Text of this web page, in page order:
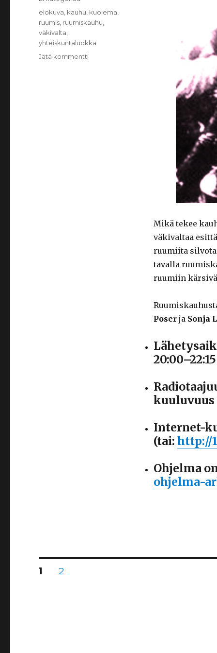
Mikä tekee
väkivaltaa
ruumiita
tavalla
ruumiin
Poserja Sonja
20:00–22:15
kuuluvuus
Internet-
(tai: http://
Ohjelma
ohjelma-
Avainsanat
elokuva kauhu kuolema
ruumis ruumiskauhu
väkivalta
yhteiskuntaluokka
Jätä kommentti
Artikkelien
SIVU
1 SIVU
2